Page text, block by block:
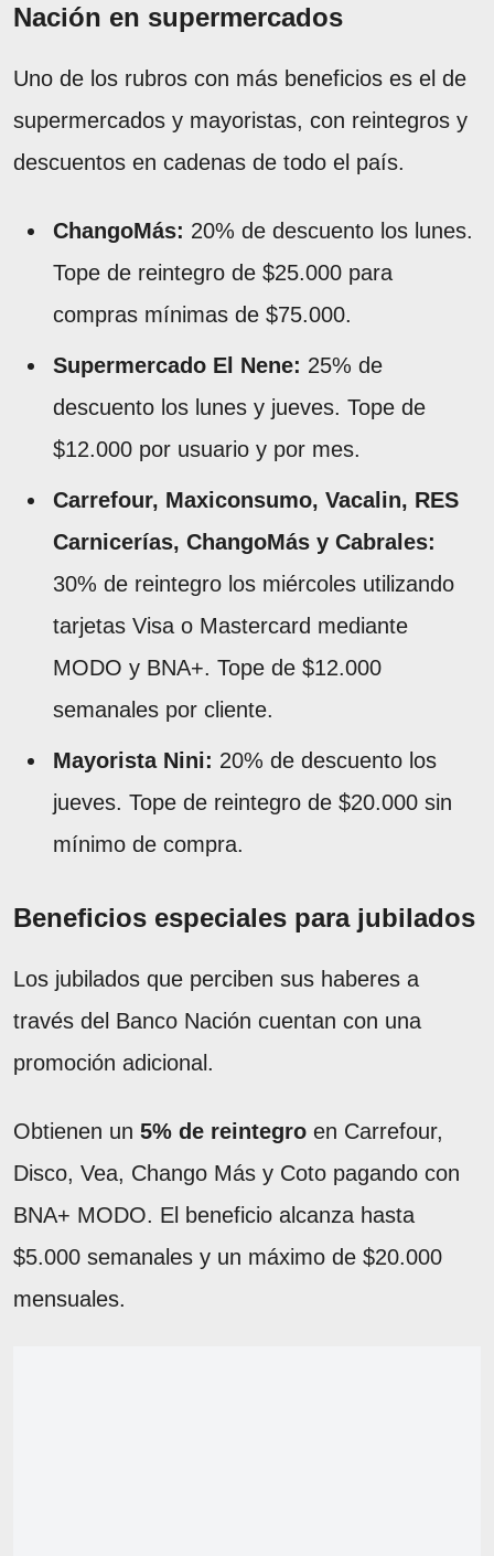
Nación en supermercados
Uno de los rubros con más beneficios es el de
supermercados y mayoristas, con reintegros y
descuentos en cadenas de todo el país.
ChangoMás: 20% de descuento los lunes.
Tope de reintegro de $25.000 para
compras mínimas de $75.000.
Supermercado El Nene: 25% de
descuento los lunes y jueves. Tope de
$12.000 por usuario y por mes.
Carrefour, Maxiconsumo, Vacalin, RES
Carnicerías, ChangoMás y Cabrales:
30% de reintegro los miércoles utilizando
tarjetas Visa o Mastercard mediante
MODO y BNA+. Tope de $12.000
semanales por cliente.
Mayorista Nini: 20% de descuento los
jueves. Tope de reintegro de $20.000 sin
mínimo de compra.
Beneficios especiales para jubilados
Los jubilados que perciben sus haberes a
través del Banco Nación cuentan con una
promoción adicional.
Obtienen un 5% de reintegro en Carrefour,
Disco, Vea, Chango Más y Coto pagando con
BNA+ MODO. El beneficio alcanza hasta
$5.000 semanales y un máximo de $20.000
mensuales.